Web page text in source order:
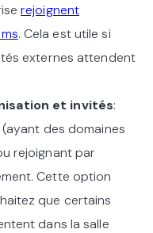
rejoignent
. Cela est utile si
externes attendent
et invités:
des domaines
rejoignant par
Cette option
que certains
dans la salle